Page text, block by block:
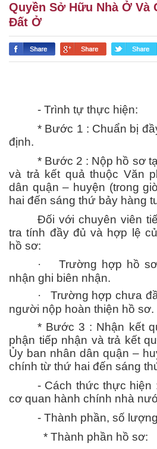
Quyền Sở Hữu Nhà Ở Và
Đất Ở
- Trình tự thực hiện:
* Bước 1 : Chuẩn bị
định.
* Bước 2 : Nộp hồ sơ
và trả kết quả thuộc Văn
dân quận – huyện (trong
hai đến sáng thứ bảy hàng
Đối với chuyên viên
tra tính đầy đủ và hợp lệ
hồ sơ:
·
Trường hợp hồ
nhận ghi biên nhận.
·
Trường hợp chưa
người nộp hoàn thiện hồ sơ.
* Bước 3 : Nhận kết
phận tiếp nhận và trả kết
Ủy ban nhân dân quận –
chính từ thứ hai đến sáng
- Cách thức thực hiện
cơ quan hành chính nhà
- Thành phần, số
* Thành phần hồ sơ: